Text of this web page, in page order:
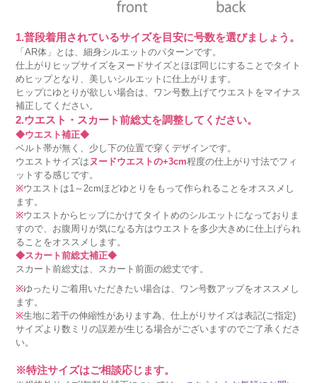
1.普段着用されているサイズを目安に号数を選びましょう。
「AR体」とは、細身シルエットのパターンです。
仕上がりヒップサイズをヌードサイズとほぼ同じにすることでタイト
めヒップとなり、美しいシルエットに仕上がります。
ヒップにゆとりが欲しい場合は、ワン号数上げてウエストをマイナス
補正してください。
2.ウエスト・スカート前総丈を調整してください。
◆ウエスト補正◆
ベルト帯が無く、少し下の位置で穿くデザインです。
ウエストサイズは ヌードウエストの+3cm程度の仕上がり寸法でフィ
ットする感じです。
※ウエストは1～2cmほどゆとりをもって作られることをオススメし
ます。
※ウエストからヒップにかけてタイトめのシルエットになっておりま
すので、お腹周りが気になる方はウエストを多少大きめに仕上げられ
ることをオススメします。
◆スカート前総丈補正◆
スカート前総丈は、スカート前面の総丈です。
※ゆったりご着用いただきたい場合は、ワン号数アップをオススメし
ます。
※生地に若干の伸縮性があります為、仕上がりサイズは表記(ご指定)
サイズより数ミリの誤差が生じる場合がございますのでご了承くださ
い。
※特注サイズはご相談応じます。